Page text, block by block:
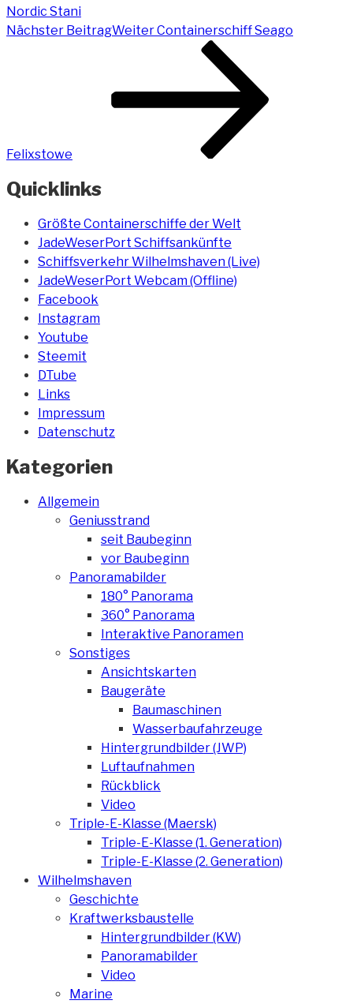
Nordic Stani
Nächster BeitragWeiterContainerschiff Seago
Felixstowe
Quicklinks
Größte Containerschiffe der Welt
JadeWeserPort Schiffsankünfte
Schiffsverkehr Wilhelmshaven (Live)
JadeWeserPort Webcam (Offline)
Facebook
Instagram
Youtube
Steemit
DTube
Links
Impressum
Datenschutz
Kategorien
Allgemein
Geniusstrand
seit Baubeginn
vor Baubeginn
Panoramabilder
180° Panorama
360° Panorama
Interaktive Panoramen
Sonstiges
Ansichtskarten
Baugeräte
Baumaschinen
Wasserbaufahrzeuge
Hintergrundbilder (JWP)
Luftaufnahmen
Rückblick
Video
Triple-E-Klasse (Maersk)
Triple-E-Klasse (1. Generation)
Triple-E-Klasse (2. Generation)
Wilhelmshaven
Geschichte
Kraftwerksbaustelle
Hintergrundbilder (KW)
Panoramabilder
Video
Marine